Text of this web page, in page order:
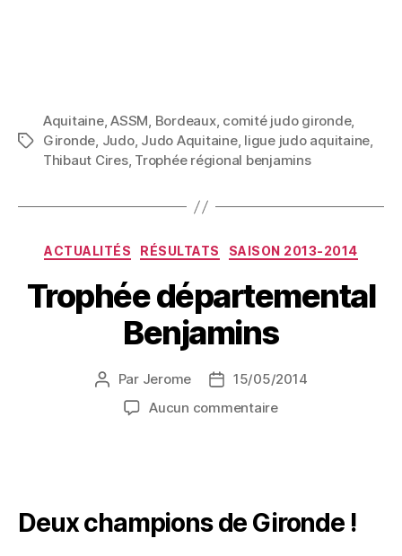
Aquitaine,ASSM, Bordeaux, comité judo gironde,
Gironde, Judo, Judo Aquitaine, ligue judo aquitaine,
Thibaut Cires, Trophée régional benjamins
ACTUALITÉS RÉSULTATS SAISON 2013-2014
Trophée départemental
Benjamins
Par Jerome
15/05/2014
Aucun commentaire
Deux champions de Gironde !